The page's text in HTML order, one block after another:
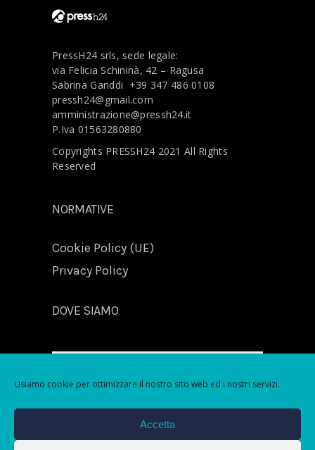
Usiamo cookie per ottimizzare il nostro sito web ed i nostri servizi.
Accetta
PressH24 srls, sede legale:
via Felicia Schininà, 42 – Ragusa
Sabrina Gariddi +39 347 486 0108
pressh24@gmail.com
amministrazione@pressh24.it
P.Iva 01563280880
Copyrights PRESSH24 2021 All Rights
Reserved
NORMATIVE
Cookie Policy (UE)
Privacy Policy
DOVE SIAMO
Fai clic per accettare i cookie marketing e